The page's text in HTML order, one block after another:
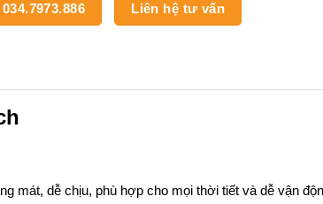
034.7973.886 Liên hệ tư vấn
mát, dễ chịu, phù hợp cho mọi thời tiết và dễ vận